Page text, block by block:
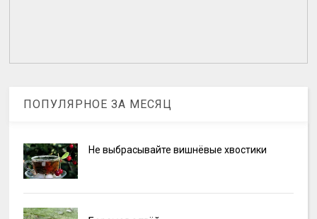
ПОПУЛЯРНОЕ ЗА МЕСЯЦ
Не выбрасывайте вишнёвые хвостики